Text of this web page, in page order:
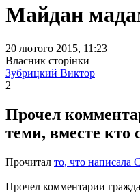
Майдан
20 лютого 2015, 11:23
Власник сторінки
Зубрицкий Виктор
2
Прочел
теми, вместе кто
Прочитал то, что написала
Прочел комментарии